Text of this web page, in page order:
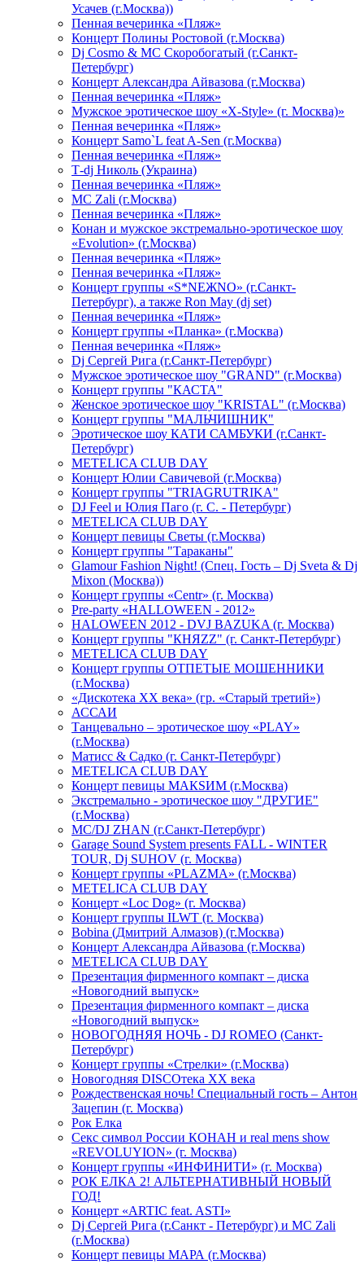
Усачев (г.Москва))
Пенная вечеринка «Пляж»
Концерт Полины Ростовой (г.Москва)
Dj Cosmo & МС Скоробогатый (г.Санкт-
Петербург)
Концерт Александра Айвазова (г.Москва)
Пенная вечеринка «Пляж»
Мужское эротическое шоу «X-Style» (г. Москва)»
Пенная вечеринка «Пляж»
Концерт Samo`L feat A-Sen (г.Москва)
Пенная вечеринка «Пляж»
Т-dj Николь (Украина)
Пенная вечеринка «Пляж»
МС Zali (г.Москва)
Пенная вечеринка «Пляж»
Конан и мужское экстремально-эротическое шоу
«Evolution» (г.Москва)
Пенная вечеринка «Пляж»
Пенная вечеринка «Пляж»
Концерт группы «S*NEЖNO» (г.Санкт-
Петербург), а также Ron May (dj set)
Пенная вечеринка «Пляж»
Концерт группы «Планка» (г.Москва)
Пенная вечеринка «Пляж»
Dj Сергей Рига (г.Санкт-Петербург)
Мужское эротическое шоу "GRAND" (г.Москва)
Концерт группы "КАСТА"
Женское эротическое шоу "KRISTAL" (г.Москва)
Концерт группы "МАЛЬЧИШНИК"
Эротическое шоу КАТИ САМБУКИ (г.Санкт-
Петербург)
METELICA CLUB DAY
Концерт Юлии Савичевой (г.Москва)
Концерт группы "TRIAGRUTRIKA"
DJ Feel и Юлия Паго (г. С. - Петербург)
METELICA CLUB DAY
Концерт певицы Светы (г.Москва)
Концерт группы "Тараканы"
Glamour Fashion Night! (Спец. Гость – Dj Sveta & Dj
Mixon (Москва))
Концерт группы «Centr» (г. Москва)
Pre-party «HALLOWEEN - 2012»
HALOWEEN 2012 - DVJ BAZUKA (г. Москва)
Концерт группы "КНЯZZ" (г. Санкт-Петербург)
METELICA CLUB DAY
Концерт группы ОТПЕТЫЕ МОШЕННИКИ
(г.Москва)
«Дискотека ХХ века» (гр. «Старый третий»)
АССАИ
Танцевально – эротическое шоу «PLAY»
(г.Москва)
Матисс & Садко (г. Санкт-Петербург)
METELICA CLUB DAY
Концерт певицы МАКSИМ (г.Москва)
Экстремально - эротическое шоу "ДРУГИЕ"
(г.Москва)
МС/DJ ZHAN (г.Санкт-Петербург)
Garage Sound System presents FALL - WINTER
TOUR, Dj SUHOV (г. Москва)
Концерт группы «PLAZMA» (г.Москва)
METELICA CLUB DAY
Концерт «Loc Dog» (г. Москва)
Концерт группы ILWT (г. Москва)
Bobina (Дмитрий Алмазов) (г.Москва)
Концерт Александра Айвазова (г.Москва)
METELICA CLUB DAY
Презентация фирменного компакт – диска
«Новогодний выпуск»
Презентация фирменного компакт – диска
«Новогодний выпуск»
НОВОГОДНЯЯ НОЧЬ - DJ ROMEO (Санкт-
Петербург)
Концерт группы «Стрелки» (г.Москва)
Новогодняя DISCOтека ХХ века
Рождественская ночь! Специальный гость – Антон
Зацепин (г. Москва)
Рок Елка
Секс символ России КОНАН и real mens show
«REVOLUYION» (г. Москва)
Концерт группы «ИНФИНИТИ» (г. Москва)
РОК ЕЛКА 2! АЛЬТЕРНАТИВНЫЙ НОВЫЙ
ГОД!
Концерт «ARTIC feat. ASTI»
Dj Сергей Рига (г.Санкт - Петербург) и MC Zali
(г.Москва)
Концерт певицы МАРА (г.Москва)